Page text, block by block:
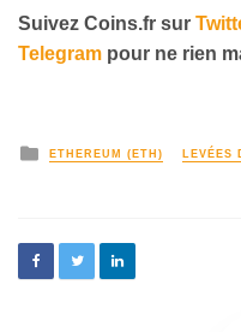
Suivez Coins.fr sur
Telegram pour ne rien
ETHEREUM (ETH) LEVÉES